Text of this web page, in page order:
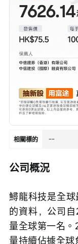
相關標的 --
公司概況
鱘龍科技是全
的資料，公司
量全球第一名。
量持續佔據全